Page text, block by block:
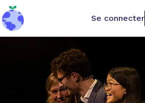
back to home Se connecter